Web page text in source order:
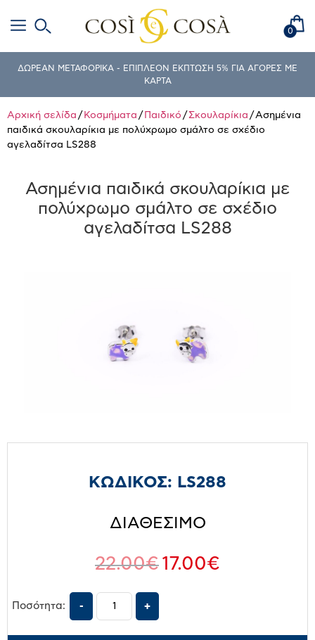
0
ΔΩΡΕΑΝ ΜΕΤΑΦΟΡΙΚΑ - ΕΠΙΠΛΕΟΝ ΕΚΠΤΩΣΗ 5% ΓΙΑ ΑΓΟΡΕΣ ΜΕ
ΚΑΡΤΑ
Αρχική σελίδα / Κοσμήματα / Παιδικό /Σκουλαρίκια / Ασημένια
παιδικά σκουλαρίκια με πολύχρωμο σμάλτο σε σχέδιο
αγελαδίτσα LS288
Ασημένια παιδικά σκουλαρίκια με
πολύχρωμο σμάλτο σε σχέδιο
αγελαδίτσα LS288
ΚΩΔΙΚΟΣ: LS288
ΔΙΑΘΕΣΙΜΟ
22.00€17.00€
Ποσότητα: